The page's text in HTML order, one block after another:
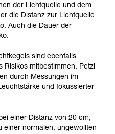
der Lichtquelle und dem
die Distanz zur Lichtquelle
Auch die Dauer der
sind ebenfalls
Risikos mitbestimmen. Petzl
durch Messungen im
und fokussierter
einer Distanz von 20 cm,
einer normalen, ungewollten